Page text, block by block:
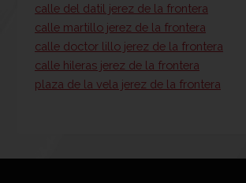
calle del datil jerez de la frontera
calle martillo jerez de la frontera
calle doctor lillo jerez de la frontera
calle hileras jerez de la frontera
plaza de la vela jerez de la frontera